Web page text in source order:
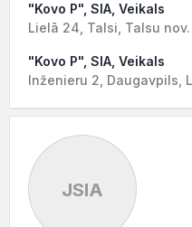
"Kovo P", SIA, Veikals
Lielā 24, Talsi, Talsu nov.
"Kovo P", SIA, Veikals
Inženieru 2, Daugavpils,
JSIA